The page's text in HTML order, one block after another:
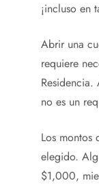
¡incluso en
Abrir una
requiere
no es un
Los montos
elegido.
$1,000,